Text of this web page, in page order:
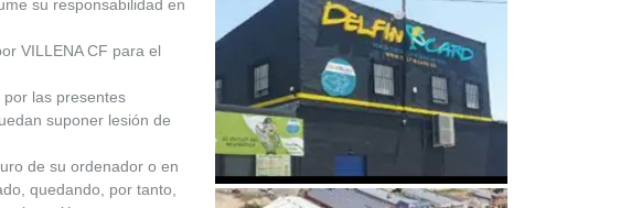
su responsabilidad en
VILLENA CF para el
las presentes
suponer lesión de
de su ordenador o en
quedando, por tanto,